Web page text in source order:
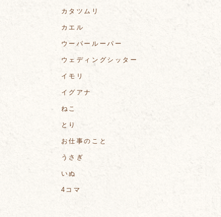
カタツムリ
カエル
ウーパールーパー
ウェディングシッター
イモリ
イグアナ
ねこ
とり
お仕事のこと
うさぎ
いぬ
4コマ